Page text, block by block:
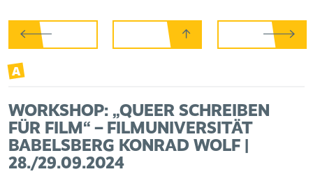
A
WORKSHOP: „QUEER SCHREIBEN
FÜR FILM“ – FILMUNIVERSITÄT
BABELSBERG KONRAD WOLF |
28./29.09.2024